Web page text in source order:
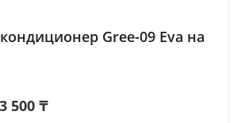
Gree-09 Eva на
500 ₸